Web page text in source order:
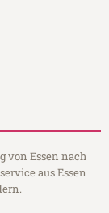
von Essen nach
aus Essen